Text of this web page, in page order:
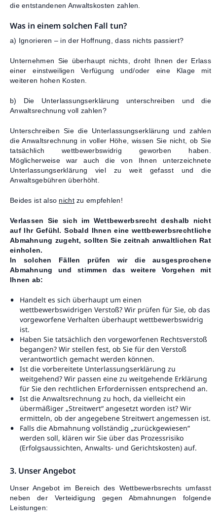
die entstandenen Anwaltskosten zahlen.
Was in einem solchen Fall tun?
a) Ignorieren – in der Hoffnung, dass nichts passiert?
Unternehmen Sie überhaupt nichts, droht Ihnen der Erlass
einer einstweiligen Verfügung und/oder eine Klage mit
weiteren hohen Kosten.
b) Die Unterlassungserklärung unterschreiben und die
Anwaltsrechnung voll zahlen?
Unterschreiben Sie die Unterlassungserklärung und zahlen
die Anwaltsrechnung in voller Höhe, wissen Sie nicht, ob Sie
tatsächlich wettbewerbswidrig geworben haben.
Möglicherweise war auch die von Ihnen unterzeichnete
Unterlassungserklärung viel zu weit gefasst und die
Anwaltsgebühren überhöht.
Beides ist also nichtzu empfehlen!
Verlassen Sie sich im Wettbewerbsrecht deshalb nicht
auf Ihr Gefühl. Sobald Ihnen eine wettbewerbsrechtliche
Abmahnung zugeht, sollten Sie zeitnah anwaltlichen Rat
einholen.
In solchen Fällen prüfen wir die ausgesprochene
Abmahnung und stimmen das weitere Vorgehen mit
Ihnen ab:
Handelt es sich überhaupt um einen
wettbewerbswidrigen Verstoß? Wir prüfen für Sie, ob das
vorgeworfene Verhalten überhaupt wettbewerbswidrig
ist.
Haben Sie tatsächlich den vorgeworfenen Rechtsverstoß
begangen? Wir stellen fest, ob Sie für den Verstoß
verantwortlich gemacht werden können.
Ist die vorbereitete Unterlassungserklärung zu
weitgehend? Wir passen eine zu weitgehende Erklärung
für Sie den rechtlichen Erfordernissen entsprechend an.
Ist die Anwaltsrechnung zu hoch, da vielleicht ein
übermäßiger „Streitwert“ angesetzt worden ist? Wir
ermitteln, ob der angegebene Streitwert angemessen ist.
Falls die Abmahnung vollständig „zurückgewiesen“
werden soll, klären wir Sie über das Prozessrisiko
(Erfolgsaussichten, Anwalts- und Gerichtskosten) auf.
3. Unser Angebot
Unser Angebot im Bereich des Wettbewerbsrechts umfasst
neben der Verteidigung gegen Abmahnungen folgende
Leistungen: